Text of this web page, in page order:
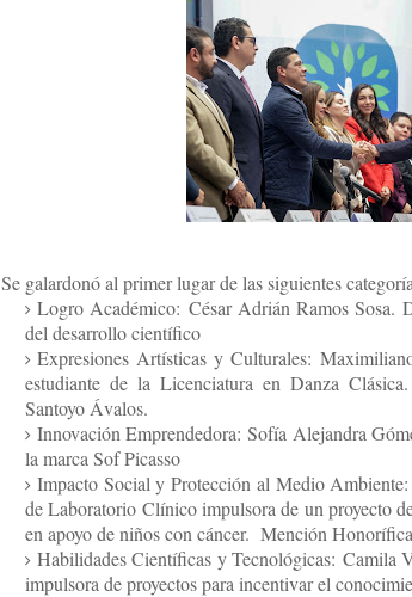
Se galardonó al primer lugar de las siguientes
Logro Académico: César Adrián Ramos Sosa.
del desarrollo científico
Expresiones Artísticas y Culturales:
estudiante de la Licenciatura en Danza
Santoyo Ávalos.
Innovación Emprendedora: Sofía Alejandra
la marca Sof Picasso
Impacto Social y Protección al Medio
de Laboratorio Clínico impulsora de un proyecto
en apoyo de niños con cáncer. Mención
Habilidades Científicas y Tecnológicas: Camila
impulsora de proyectos para incentivar el